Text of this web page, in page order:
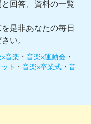
回答、資料の一覧
是非あなたの毎日
い。
音楽 ・ 音楽x運動会・
ト ・ 音楽x卒業式・ 音